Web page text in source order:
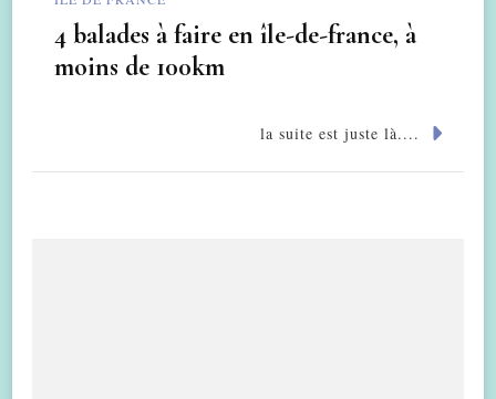
4 balades à faire en île-de-france, à
moins de 100km
la suite est juste là....